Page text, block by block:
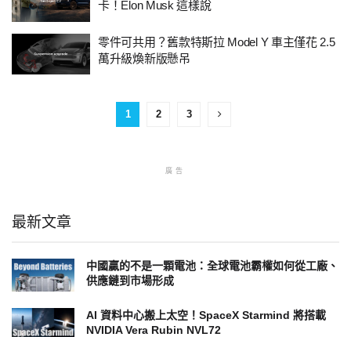
卡！Elon Musk 這樣說
零件可共用？舊款特斯拉 Model Y 車主僅花 2.5
萬升級煥新版懸吊
1 2 3
廣告
最新文章
中國贏的不是一顆電池：全球電池霸權如何從工廠、
供應鏈到市場形成
AI 資料中心搬上太空！SpaceX Starmind 將搭載
NVIDIA Vera Rubin NVL72